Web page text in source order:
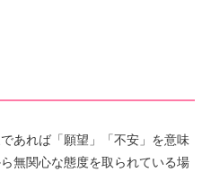
あれば「願望」「不安」を意味
無関心な態度を取られている場